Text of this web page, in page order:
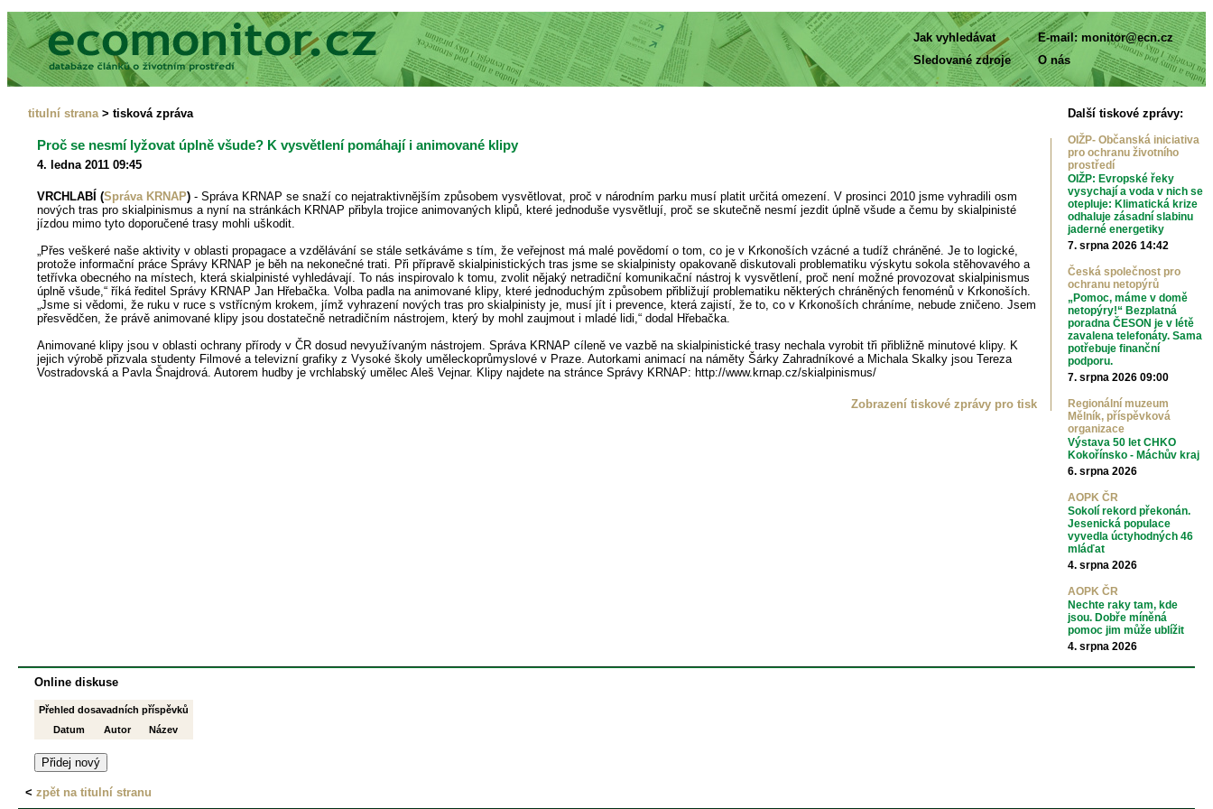
Jak vyhledávat E-mail: monitor@ecn.cz
Sledované zdroje
O nás
titulní strana > tisková zpráva
Proč se nesmí lyžovat úplně všude? K vysvětlení pomáhají i animované klipy
4. ledna 2011 09:45
VRCHLABÍ (Správa KRNAP) - Správa KRNAP se snaží co nejatraktivnějším způsobem vysvětlovat, proč v národním parku musí platit určitá omezení. V prosinci 2010 jsme vyhradili osm
nových tras pro skialpinismus a nyní na stránkách KRNAP přibyla trojice animovaných klipů, které jednoduše vysvětlují, proč se skutečně nesmí jezdit úplně všude a čemu by skialpinisté
jízdou mimo tyto doporučené trasy mohli uškodit.
„Přes veškeré naše aktivity v oblasti propagace a vzdělávání se stále setkáváme s tím, že veřejnost má malé povědomí o tom, co je v Krkonoších vzácné a tudíž chráněné. Je to logické,
protože informační práce Správy KRNAP je běh na nekonečné trati. Při přípravě skialpinistických tras jsme se skialpinisty opakovaně diskutovali problematiku výskytu sokola stěhovavého a
tetřívka obecného na místech, která skialpinisté vyhledávají. To nás inspirovalo k tomu, zvolit nějaký netradiční komunikační nástroj k vysvětlení, proč není možné provozovat skialpinismus
úplně všude,“ říká ředitel Správy KRNAP Jan Hřebačka. Volba padla na animované klipy, které jednoduchým způsobem přibližují problematiku některých chráněných fenoménů v Krkonoších.
„Jsme si vědomi, že ruku v ruce s vstřícným krokem, jímž vyhrazení nových tras pro skialpinisty je, musí jít i prevence, která zajistí, že to, co v Krkonoších chráníme, nebude zničeno. Jsem
přesvědčen, že právě animované klipy jsou dostatečně netradičním nástrojem, který by mohl zaujmout i mladé lidi,“ dodal Hřebačka.
Animované klipy jsou v oblasti ochrany přírody v ČR dosud nevyužívaným nástrojem. Správa KRNAP cíleně ve vazbě na skialpinistické trasy nechala vyrobit tři přibližně minutové klipy. K
jejich výrobě přizvala studenty Filmové a televizní grafiky z Vysoké školy uměleckoprůmyslové v Praze. Autorkami animací na náměty Šárky Zahradníkové a Michala Skalky jsou Tereza
Vostradovská a Pavla Šnajdrová. Autorem hudby je vrchlabský umělec Aleš Vejnar. Klipy najdete na stránce Správy KRNAP: http://www.krnap.cz/skialpinismus/
Zobrazení tiskové zprávy pro tisk
Další tiskové zprávy:
OIŽP- Občanská iniciativa
pro ochranu životního
prostředí
OIŽP: Evropské řeky
vysychají a voda v nich se
otepluje: Klimatická krize
odhaluje zásadní slabinu
jaderné energetiky
7. srpna 2026 14:42
Česká společnost pro
ochranu netopýrů
„Pomoc, máme v domě
netopýry!“ Bezplatná
poradna ČESON je v létě
zavalena telefonáty. Sama
potřebuje finanční
podporu.
7. srpna 2026 09:00
Regionální muzeum
Mělník, příspěvková
organizace
Výstava 50 let CHKO
Kokořínsko - Máchův kraj
6. srpna 2026
AOPK ČR
Sokolí rekord překonán.
Jesenická populace
vyvedla úctyhodných 46
mláďat
4. srpna 2026
AOPK ČR
Nechte raky tam, kde
jsou. Dobře míněná
pomoc jim může ublížit
4. srpna 2026
Online diskuse
Přehled dosavadních příspěvků
Datum
Autor Název
< zpět na titulní stranu